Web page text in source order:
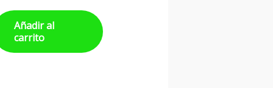
Añadir al
carrito